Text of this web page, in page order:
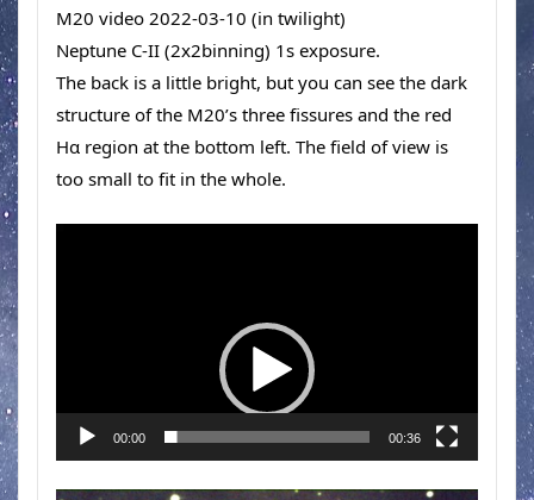
M20 video 2022-03-10 (in twilight)
Neptune C-II (2x2binning) 1s exposure.
The back is a little bright, but you can see the dark
structure of the M20’s three fissures and the red
Hα region at the bottom left. The field of view is
too small to fit in the whole.
ー
00:00 00:36